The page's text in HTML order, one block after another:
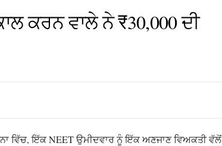
ਕਰਨ ਵਾਲੇ ਨੇ ₹30,000 ਦੀ
ਵਿੱਚ, ਇੱਕ NEET ਉਮੀਦਵਾਰ ਨੂੰ ਇੱਕ ਅਣਜਾਣ ਵਿਅਕਤੀ ਵੱਲੋਂ